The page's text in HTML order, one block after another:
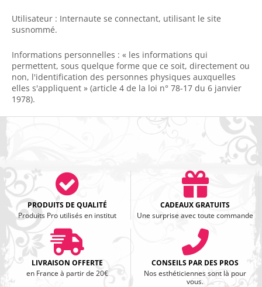
Utilisateur : Internaute se connectant, utilisant le site
susnommé.
Informations personnelles : « les informations qui
permettent, sous quelque forme que ce soit, directement ou
non, l'identification des personnes physiques auxquelles
elles s'appliquent » (article 4 de la loi n° 78-17 du 6 janvier
1978).
PRODUITS DE QUALITÉ
Produits Pro utilisés en institut
CADEAUX GRATUITS
Une surprise avec toute commande
LIVRAISON OFFERTE
en France à partir de 20€
CONSEILS PAR DES PROS
Nos esthéticiennes sont là pour
vous.